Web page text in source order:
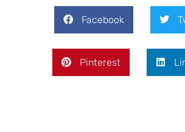
Facebook
Pinterest